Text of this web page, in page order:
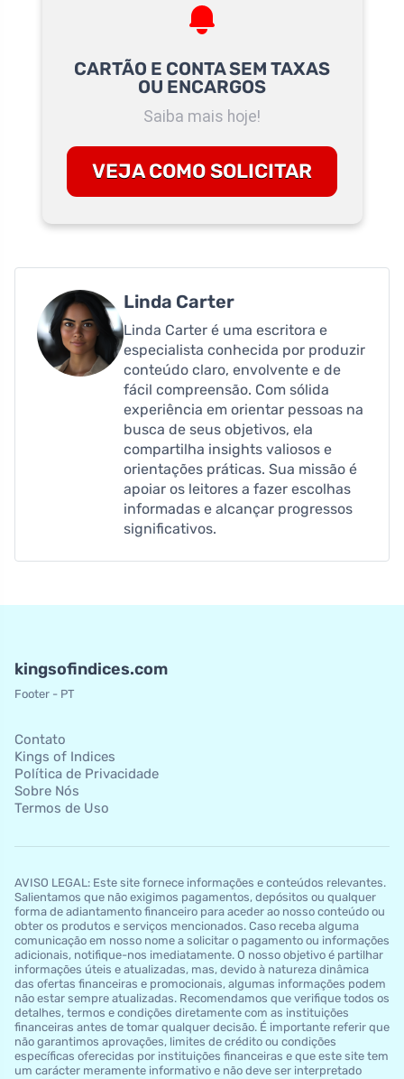
CARTÃO E CONTA SEM TAXAS
OU ENCARGOS
Saiba mais hoje!
VEJA COMO SOLICITAR
Linda Carter
Linda Carter é uma escritora e
especialista conhecida por produzir
conteúdo claro, envolvente e de
fácil compreensão. Com sólida
experiência em orientar pessoas na
busca de seus objetivos, ela
compartilha insights valiosos e
orientações práticas. Sua missão é
apoiar os leitores a fazer escolhas
informadas e alcançar progressos
significativos.
kingsofindices.com
Footer - PT
Contato
Kings of Indices
Política de Privacidade
Sobre Nós
Termos de Uso
AVISO LEGAL: Este site fornece informações e conteúdos relevantes.
Salientamos que não exigimos pagamentos, depósitos ou qualquer
forma de adiantamento financeiro para aceder ao nosso conteúdo ou
obter os produtos e serviços mencionados. Caso receba alguma
comunicação em nosso nome a solicitar o pagamento ou informações
adicionais, notifique-nos imediatamente. O nosso objetivo é partilhar
informações úteis e atualizadas, mas, devido à natureza dinâmica
das ofertas financeiras e promocionais, algumas informações podem
não estar sempre atualizadas. Recomendamos que verifique todos os
detalhes, termos e condições diretamente com as instituições
financeiras antes de tomar qualquer decisão. É importante referir que
não garantimos aprovações, limites de crédito ou condições
específicas oferecidas por instituições financeiras e que este site tem
um carácter meramente informativo e não deve ser interpretado